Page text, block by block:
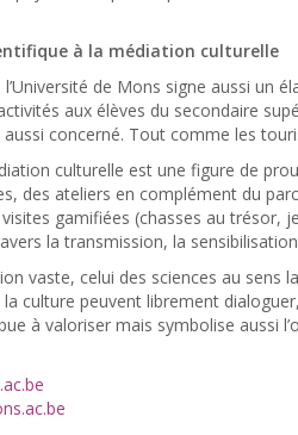
à la médiation culturelle
de Mons signe aussi un
aux élèves du secondaire
concerné. Tout comme les
culturelle est une figure de
des ateliers en complément du
gamifiées (chasses au trésor,
la transmission, la
vaste, celui des sciences au sens
la culture peuvent librement
à valoriser mais symbolise aussi